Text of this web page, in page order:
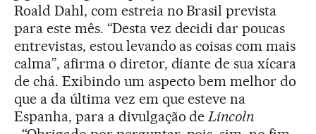
Roald Dahl, com estreia no Brasil prevista
para este mês. “Desta vez decidi dar poucas
entrevistas, estou levando as coisas com mais
calma”, afirma o diretor, diante de sua xícara
de chá. Exibindo um aspecto bem melhor do
que a da última vez em que esteve na
Espanha, para a divulgação deLincoln